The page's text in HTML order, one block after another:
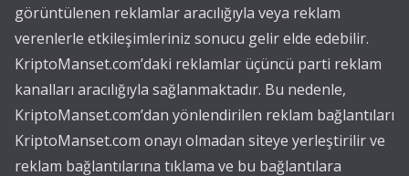
görüntülenen reklamlar aracılığıyla veya reklam
verenlerle etkileşimleriniz sonucu gelir elde edebilir.
KriptoManset.com’daki reklamlar üçüncü parti reklam
kanalları aracılığıyla sağlanmaktadır. Bu nedenle,
KriptoManset.com’dan yönlendirilen reklam bağlantıları
KriptoManset.com onayı olmadan siteye yerleştirilir ve
reklam bağlantılarına tıklama ve bu bağlantılara